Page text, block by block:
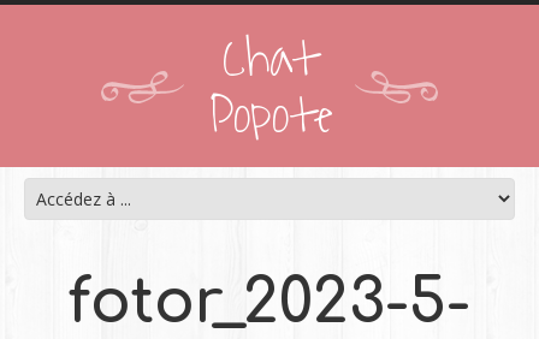
Chat
Popote
fotor_2023-5-